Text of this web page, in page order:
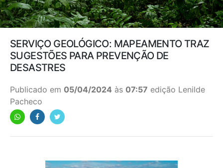
SERVIÇO GEOLÓGICO: MAPEAMENTO TRAZ
SUGESTÕES PARA PREVENÇÃO DE
DESASTRES
Publicado em 05/04/2024 às 07:57 edição Lenilde
Pacheco